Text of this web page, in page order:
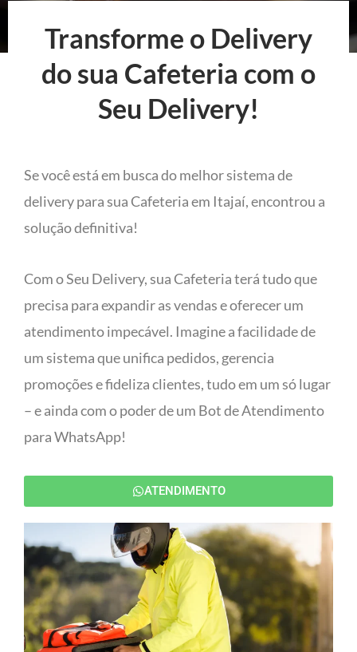
Transforme o Delivery
do sua Cafeteria com o
Seu Delivery!
Se você está em busca do melhor sistema de
delivery para sua Cafeteria em Itajaí, encontrou a
solução definitiva!
Com o Seu Delivery, sua Cafeteria terá tudo que
precisa para expandir as vendas e oferecer um
atendimento impecável. Imagine a facilidade de
um sistema que unifica pedidos, gerencia
promoções e fideliza clientes, tudo em um só lugar
– e ainda com o poder de um Bot de Atendimento
para WhatsApp!
ATENDIMENTO